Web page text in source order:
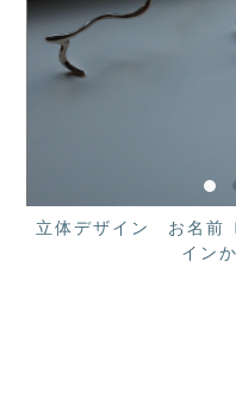
立体デザイン お名前
イン